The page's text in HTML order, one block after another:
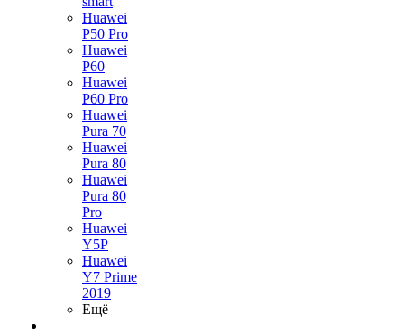
Huawei
P50 Pro
Huawei
P60
Huawei
P60 Pro
Huawei
Pura 70
Huawei
Pura 80
Huawei
Pura 80
Pro
Huawei
Y5P
Huawei
Y7 Prime
2019
Ещё